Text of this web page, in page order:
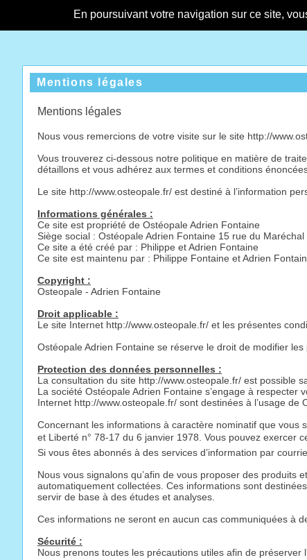
En poursuivant votre navigation sur ce site,
Mentions légales
Mentions légales
Nous vous remercions de votre visite sur le site http://
Vous trouverez ci-dessous notre politique en matière de
détaillons et vous adhérez aux termes et conditions
Le site http://www.osteopale.fr/ est destiné à l’information
Informations générales :
Ce site est propriété de Ostéopale Adrien Fontaine
Siège social : Ostéopale Adrien Fontaine 15 rue du
Ce site a été créé par : Philippe et Adrien Fontaine
Ce site est maintenu par : Philippe Fontaine et Adrien
Copyright :
Osteopale - Adrien Fontaine
Droit applicable :
Le site Internet http://www.osteopale.fr/ et les présentes
Ostéopale Adrien Fontaine se réserve le droit de modifier
Protection des données personnelles :
La consultation du site http://www.osteopale.fr/ est possible
La société Ostéopale Adrien Fontaine s’engage à
Internet http://www.osteopale.fr/ sont destinées à l’usage
Concernant les informations à caractère nominatif que vous
et Liberté n° 78-17 du 6 janvier 1978. Vous pouvez exercer
Si vous êtes abonnés à des services d’information par
Nous vous signalons qu’afin de vous proposer des
automatiquement collectées. Ces informations sont
servir de base à des études et analyses.
Ces informations ne seront en aucun cas communiquées à
Sécurité :
Nous prenons toutes les précautions utiles afin de